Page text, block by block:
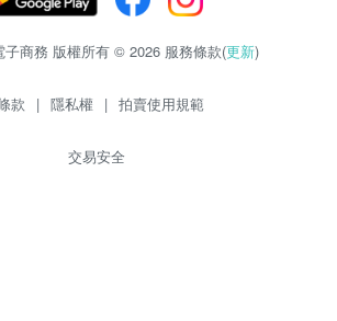
子商務 版權所有 © 2026 服務條款(更新)
款 | 隱私權 | 拍賣使用規範
交易安全